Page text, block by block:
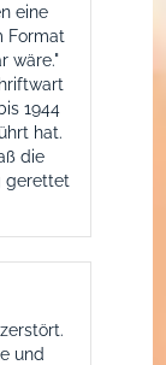
eine
Format
wäre."
1944
hat.
die
gerettet
und